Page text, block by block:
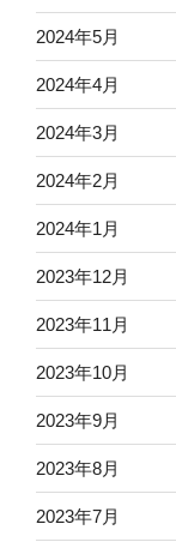
2024年5月
2024年4月
2024年3月
2024年2月
2024年1月
2023年12月
2023年11月
2023年10月
2023年9月
2023年8月
2023年7月